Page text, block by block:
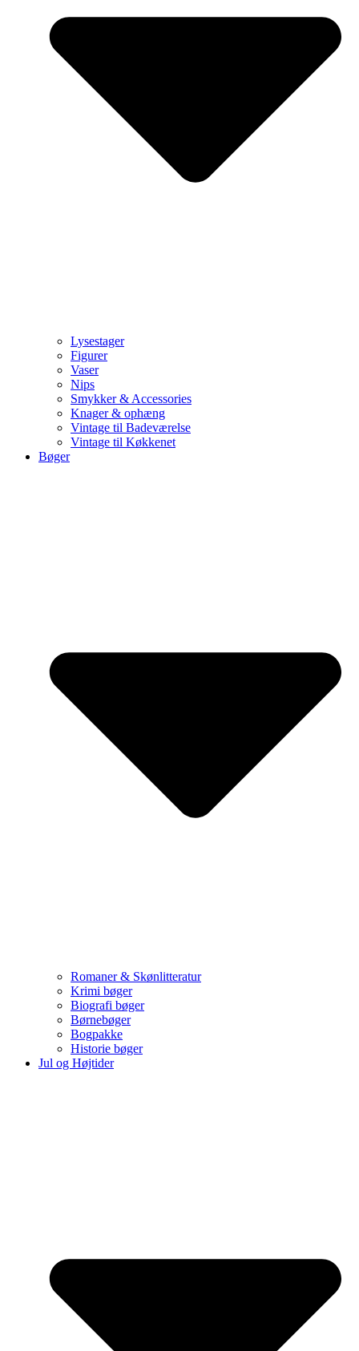
Lysestager
Figurer
Vaser
Nips
Smykker & Accessories
Knager & ophæng
Vintage til Badeværelse
Vintage til Køkkenet
Bøger
Romaner & Skønlitteratur
Krimi bøger
Biografi bøger
Børnebøger
Bogpakke
Historie bøger
Jul og Højtider